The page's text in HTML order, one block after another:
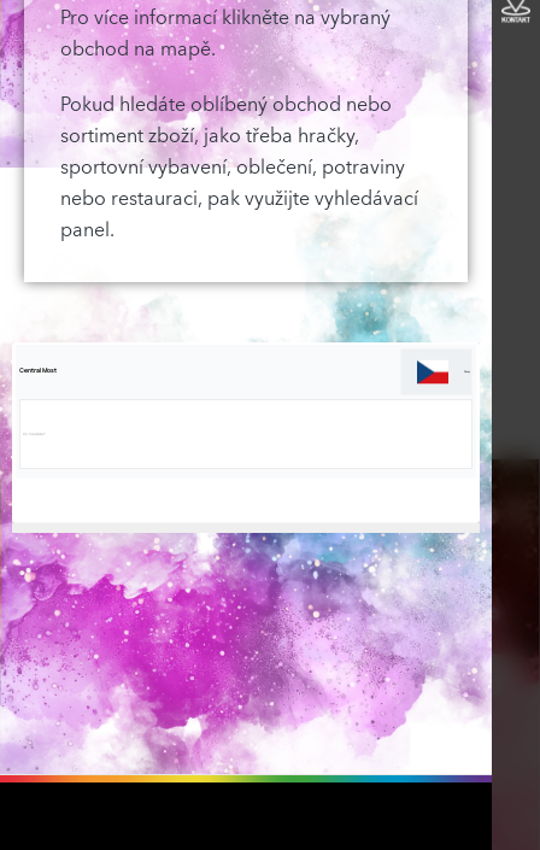
Pro více informací klikněte na vybraný
obchod na mapě.
Pokud hledáte oblíbený obchod nebo
sortiment zboží, jako třeba hračky,
sportovní vybavení, oblečení, potraviny
nebo restauraci, pak využijte vyhledávací
panel.